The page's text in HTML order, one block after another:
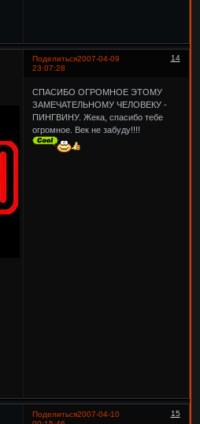
Поделиться 14
2007-04-09
23:07:28
СПАСИБО ОГРОМНОЕ ЭТОМУ
ЗАМЕЧАТЕЛЬНОМУ ЧЕЛОВЕКУ -
ПИНГВИНУ. Жека, спасибо тебе
огромное. Век не забуду!!!!
Поделиться 15
2007-04-10